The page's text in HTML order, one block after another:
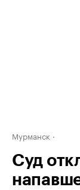
Мурманск
Суд